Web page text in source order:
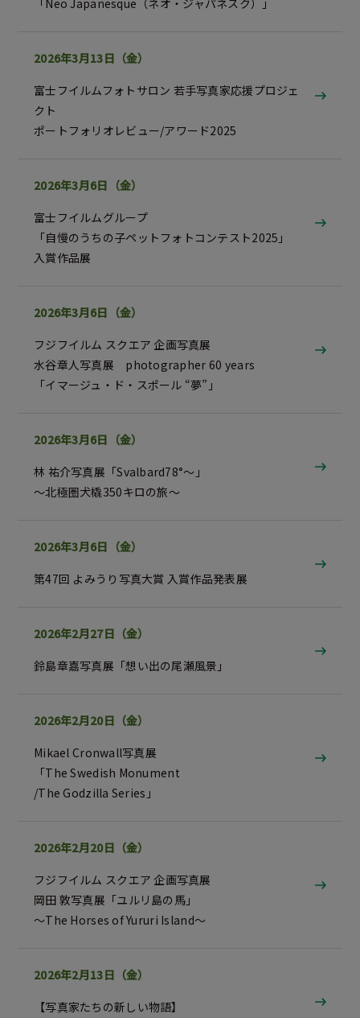
「Neo Japanesque（ネオ・ジャパネスク）」
2026年3月13日（金）
富士フイルムフォトサロン 若手写真家応援プロジェ
クト
ポートフォリオレビュー/アワード2025
2026年3月6日（金）
富士フイルムグループ
「自慢のうちの子ペットフォトコンテスト2025」
入賞作品展
2026年3月6日（金）
フジフイルム スクエア 企画写真展
水谷章人写真展 photographer 60 years
「イマージュ・ド・スポール “夢”」
2026年3月6日（金）
林 祐介写真展「Svalbard78°～」
～北極圏犬橇350キロの旅～
2026年3月6日（金）
第47回 よみうり写真大賞 入賞作品発表展
2026年2月27日（金）
鈴島章嘉写真展「想い出の尾瀬風景」
2026年2月20日（金）
Mikael Cronwall写真展
「The Swedish Monument
/The Godzilla Series」
2026年2月20日（金）
フジフイルム スクエア 企画写真展
岡田 敦写真展「ユルリ島の馬」
～The Horses of Yururi Island～
2026年2月13日（金）
【写真家たちの新しい物語】